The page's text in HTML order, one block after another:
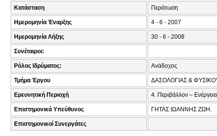
Κατάσταση Περάτωση
Ημερομηνία Έναρξης 4 - 6 - 2007
Ημερομηνία Λήξης 30 - 6 - 2008
Συνέταιροι:
Ρόλος Ιδρύματος: Ανάδοχος
Τμήμα Έργου ΔΑΣΟΛΟΓΙΑΣ &
Ερευνητική Περιοχή 4. Περιβάλλον – Ενέργεια
Επιστημονικά Υπεύθυνος ΓΗΤΑΣ ΙΩΑΝΝΗΣ ΖΩΗ.
Επιστημονικοί Συνεργάτες